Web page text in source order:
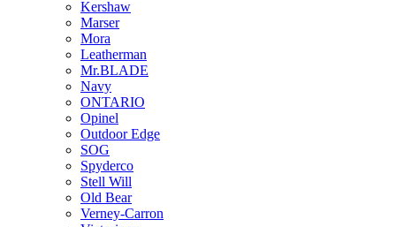
Kershaw
Marser
Mora
Leatherman
Mr.BLADE
Navy
ONTARIO
Opinel
Outdoor Edge
SOG
Spyderco
Stell Will
Old Bear
Verney-Carron